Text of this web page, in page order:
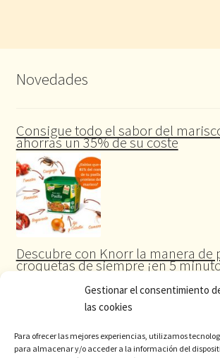
Gestionar el consentimiento
las cookies
Para ofrecer las mejores experiencias, utilizamos
para almacenar y/o acceder a la información del
Novedades
Consigue todo el sabor del
ahorras un 35% de su coste
Descubre con Knorr la manera de
croquetas de siempre ¡en 5